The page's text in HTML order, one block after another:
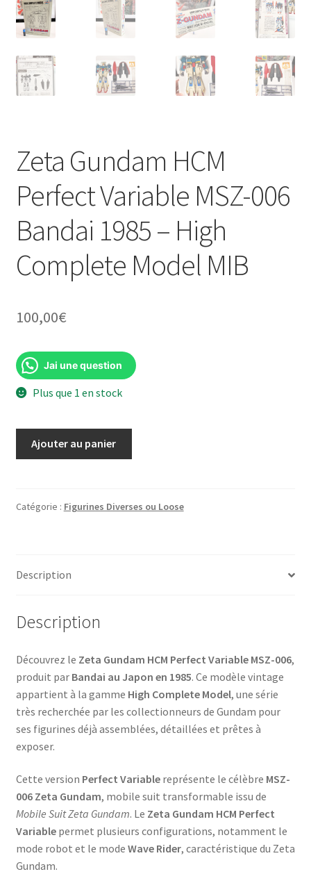
Zeta Gundam HCM
Perfect Variable MSZ-006
Bandai 1985 – High
Complete Model MIB
100,00€
Jai une question
Plus que 1 en stock
HCM
006
–
Complete
Model
MIB
Ajouter au panier
Catégorie : Figurines Diverses ou Loose
Description
Description
Découvrez le Zeta Gundam HCM Perfect Variable MSZ-006,
produit par Bandai au Japon en 1985. Ce modèle vintage
appartient à la gamme High Complete Model, une série
très recherchée par les collectionneurs de Gundam pour
ses figurines déjà assemblées, détaillées et prêtes à
exposer.
Cette version Perfect Variablereprésente le célèbre MSZ-
006 Zeta Gundam, mobile suit transformable issu de
Mobile Suit Zeta Gundam. Le Zeta Gundam HCM Perfect
Variablepermet plusieurs configurations, notamment le
mode robot et le mode Wave Rider, caractéristique du Zeta
Gundam.